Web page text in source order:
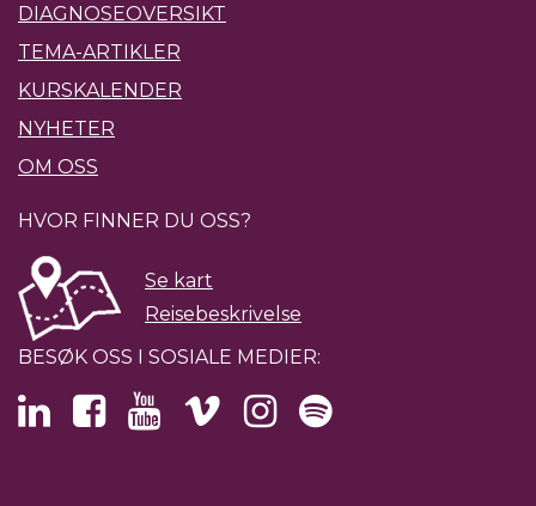
DIAGNOSEOVERSIKT
TEMA-ARTIKLER
KURSKALENDER
NYHETER
OM OSS
HVOR FINNER DU OSS?
Se kart
Reisebeskrivelse
BESØK OSS I SOSIALE MEDIER: